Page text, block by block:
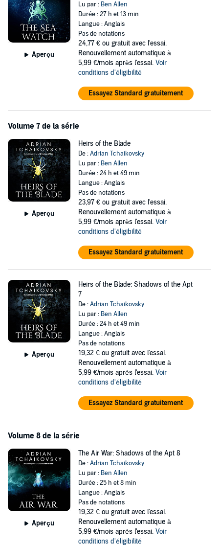
Aperçu
Lu par : Ben Allen
Durée : 27 h et 13 min
Langue : Anglais
Pas de notations
24,77 € ou gratuit avec l'essai.
Renouvellement automatique à
5,99 €/mois après l'essai. Voir
conditions d'éligibilité
Essayez Standard gratuitement
Volume 7 de la série
Aperçu
Heirs of the Blade
De :Adrian Tchaikovsky
Lu par : Ben Allen
Durée : 24 h et 49 min
Langue : Anglais
Pas de notations
23,97 € ou gratuit avec l'essai.
Renouvellement automatique à
5,99 €/mois après l'essai. Voir
conditions d'éligibilité
Essayez Standard gratuitement
Aperçu
Heirs of the Blade: Shadows of the Apt
7
De :Adrian Tchaikovsky
Lu par : Ben Allen
Durée : 24 h et 49 min
Langue : Anglais
Pas de notations
19,32 € ou gratuit avec l'essai.
Renouvellement automatique à
5,99 €/mois après l'essai. Voir
conditions d'éligibilité
Essayez Standard gratuitement
Volume 8 de la série
Aperçu
The Air War: Shadows of the Apt 8
De :Adrian Tchaikovsky
Lu par : Ben Allen
Durée : 25 h et 8 min
Langue : Anglais
Pas de notations
19,32 € ou gratuit avec l'essai.
Renouvellement automatique à
5,99 €/mois après l'essai. Voir
conditions d'éligibilité